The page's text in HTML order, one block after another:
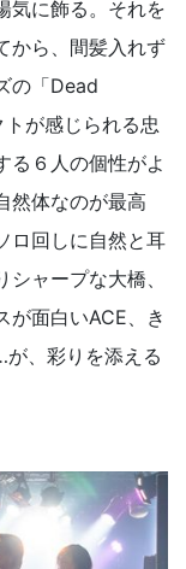
気に飾る。それを
から、間髪入れず
の「Dead
が感じられる忠
る６人の個性がよ
然体なのが最高
ロ回しに自然と耳
ャープな大橋、
が面白いACE、き
、彩りを添える